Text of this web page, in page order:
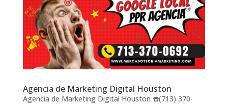
Agencia de Marketing Digital Houston
Agencia de Marketing Digital Houston ☎️(713) 370-